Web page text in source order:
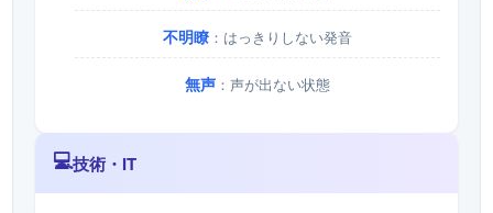
不明瞭 ：はっきりしない発音
無声 ：声が出ない状態
💻技術・IT